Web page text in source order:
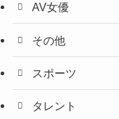
AV女優
その他
スポーツ
タレント